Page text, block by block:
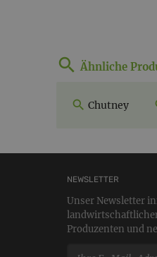
Ähnliche
Chutney
NEWSLETTER
Unser Newsletter
Produzenten und